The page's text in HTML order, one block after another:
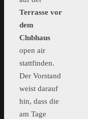
Terrasse vor
dem
Clubhaus
open air
stattfinden.
Der Vorstand
weist darauf
hin, dass die
am Tage